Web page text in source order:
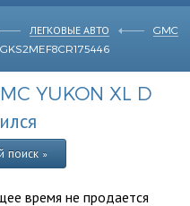
ЛЕГКОВЫЕ АВТО
GMC
YUKON XL D
поиск »
время не продается